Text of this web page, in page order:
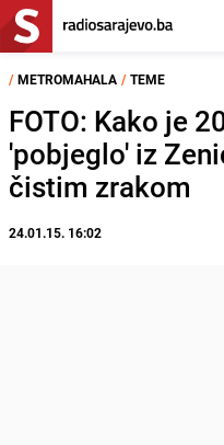
/ METROMAHALA / TEME
FOTO: Kako je
'pobjeglo' iz
čistim zrakom
24.01.15. 16:02